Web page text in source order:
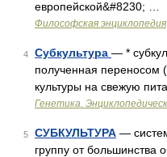
европейской&#8230; …
Философская энциклопедия
4 Субкультура — *
полученная переносом
культуры на свежую
Генетика.
5 СУБКУЛЬТУРА —
группу от большинства